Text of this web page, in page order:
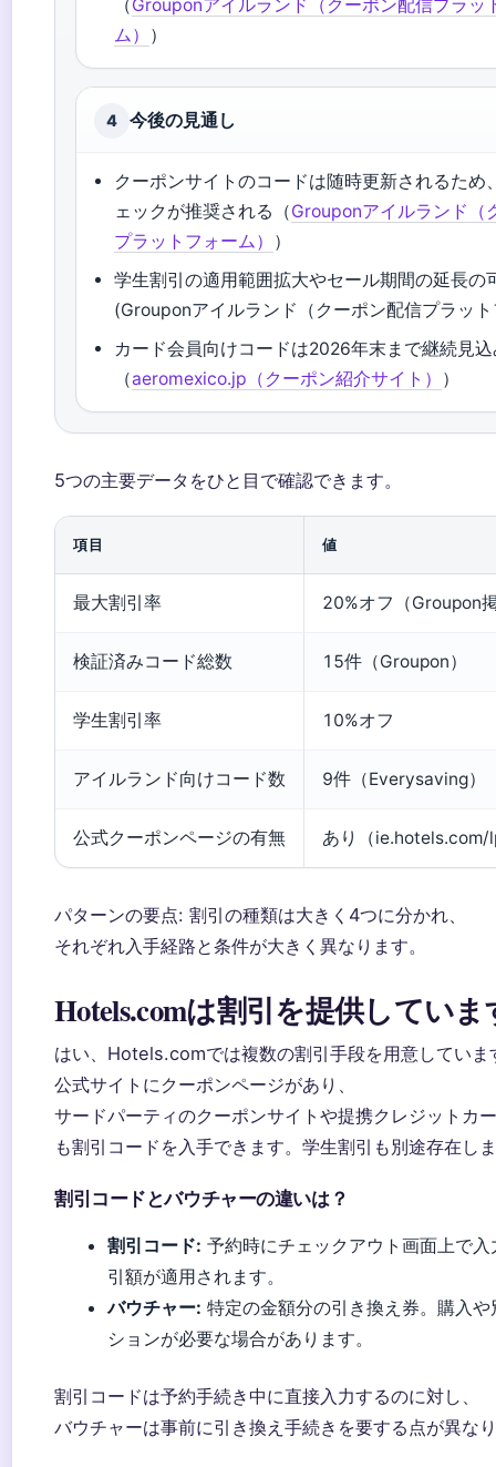
（Grouponアイルランド（クーポン配信プラッ
ム） ）
4 今後の見通し
クーポンサイトのコードは随時更新されるため
ェックが推奨される（Grouponアイルランド（
プラットフォーム） ）
学生割引の適用範囲拡大やセール期間の延長の
(Grouponアイルランド（クーポン配信プラッ
カード会員向けコードは2026年末まで継続見
（aeromexico.jp（クーポン紹介サイト） ）
5つの主要データをひと目で確認できます。
項目 値
最大割引率 20%オフ（Groupon
検証済みコード総数 15件（Groupon）
学生割引率 10%オフ
アイルランド向けコード数 9件（Everysaving）
公式クーポンページの有無 あり（
パターンの要点: 割引の種類は大きく4つに分かれ、
それぞれ入手経路と条件が大きく異なります。
Hotels.comは割引を提供してい
はい、Hotels.comでは複数の割引手段を用意していま
公式サイトにクーポンページがあり、
サードパーティのクーポンサイトや提携クレジットカ
も割引コードを入手できます。学生割引も別途存在し
割引コードとバウチャーの違いは？
割引コード: 予約時にチェックアウト画面上で
引額が適用されます。
バウチャー: 特定の金額分の引き換え券。購入
ションが必要な場合があります。
割引コードは予約手続き中に直接入力するのに対し、
バウチャーは事前に引き換え手続きを要する点が異な